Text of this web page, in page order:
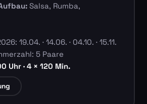
Salsa, Rumba,
19.04. · 14.06. · 04.10. · 15.11.
5 Paare
Uhr · 4 × 120 Min.